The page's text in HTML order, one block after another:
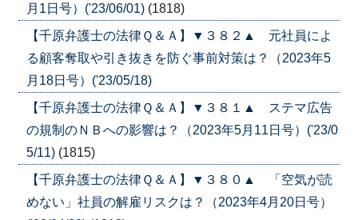
月1日号）('23/06/01) (1818)
【千原弁護士の法律Ｑ＆Ａ】▼３８２▲ 元社員によ
る顧客奪取や引き抜きを防ぐ事前対策は？（2023年5
月18日号）('23/05/18)
【千原弁護士の法律Ｑ＆Ａ】▼３８１▲ ステマ広告
の規制のＮＢへの影響は？（2023年5月11日号）('23/0
5/11) (1815)
【千原弁護士の法律Ｑ＆Ａ】▼３８０▲ 「空気が読
めない」社員の解雇リスクは？（2023年4月20日号）